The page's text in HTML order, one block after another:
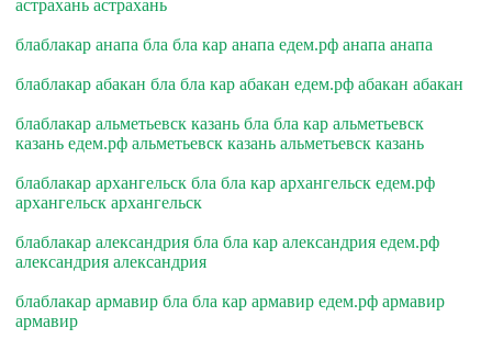
астрахань астрахань
блаблакар анапа бла бла кар анапа едем.рф анапа анапа
блаблакар абакан бла бла кар абакан едем.рф абакан абакан
блаблакар альметьевск казань бла бла кар альметьевск
казань едем.рф альметьевск казань альметьевск казань
блаблакар архангельск бла бла кар архангельск едем.рф
архангельск архангельск
блаблакар александрия бла бла кар александрия едем.рф
александрия александрия
блаблакар армавир бла бла кар армавир едем.рф армавир
армавир